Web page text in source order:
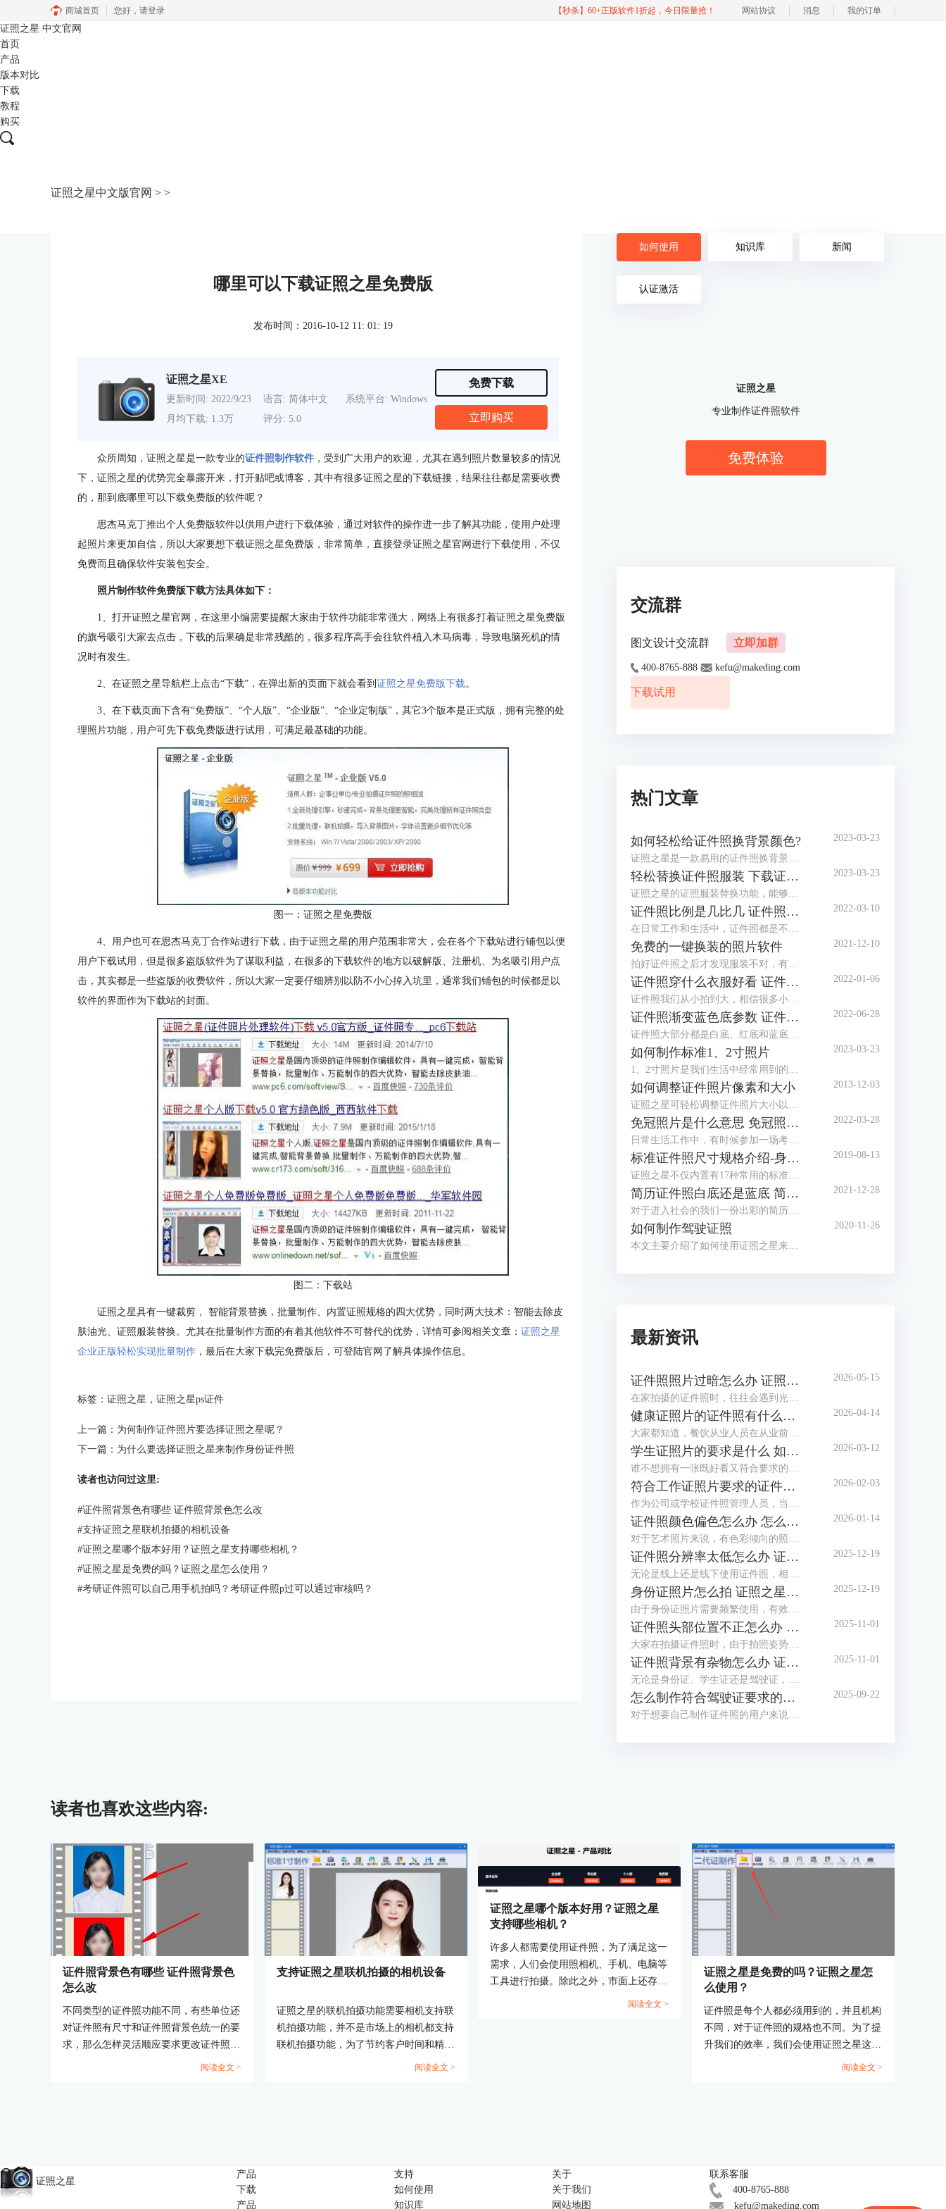
商城首页 您好， 请登录 【秒杀】60+正版软件1折起，今日限量抢！ 网站协议 消息 我的订单
证照之星 中文官网
首页
产品
版本对比
下载
教程
购买
证照之星中文版官网 > >
哪里可以下载证照之星免费版
发布时间：2016-10-12 11: 01: 19
证照之星XE
更新时间: 2022/9/23 语言: 简体中文
系统平台: Windows
月均下载: 1.3万
评分: 5.0
免费下载
立即购买
众所周知，证照之星是一款专业的证件照制作软件 ，受到广大用户的欢迎，尤其在遇到照片数量较多的情况
下，证照之星的优势完全暴露开来，打开贴吧或博客，其中有很多证照之星的下载链接，结果往往都是需要收费
的，那到底哪里可以下载免费版的软件呢？
思杰马克丁推出个人免费版软件以供用户进行下载体验，通过对软件的操作进一步了解其功能，使用户处理
起照片来更加自信，所以大家要想下载证照之星免费版，非常简单，直接登录证照之星官网进行下载使用，不仅
免费而且确保软件安装包安全。
照片制作软件免费版下载方法具体如下：
1、打开证照之星官网，在这里小编需要提醒大家由于软件功能非常强大，网络上有很多打着证照之星免费版
的旗号吸引大家去点击，下载的后果确是非常残酷的，很多程序高手会往软件植入木马病毒，导致电脑死机的情
况时有发生。
2、在证照之星导航栏上点击“下载”，在弹出新的页面下就会看到 证照之星免费版下载。
3、在下载页面下含有“免费版”、“个人版”、“企业版”、“企业定制版”，其它3个版本是正式版，拥有完整的处
理照片功能，用户可先下载免费版进行试用，可满足最基础的功能。
图一：证照之星免费版
4、用户也可在思杰马克丁合作站进行下载，由于证照之星的用户范围非常大，会在各个下载站进行铺包以便
用户下载试用，但是很多盗版软件为了谋取利益，在很多的下载软件的地方以破解版、注册机、为名吸引用户点
击，其实都是一些盗版的收费软件，所以大家一定要仔细辨别以防不小心掉入坑里，通常我们铺包的时候都是以
软件的界面作为下载站的封面。
图二：下载站
证照之星具有一键裁剪， 智能背景替换，批量制作、内置证照规格的四大优势，同时两大技术：智能去除皮
肤油光、证照服装替换。尤其在批量制作方面的有着其他软件不可替代的优势，详情可参阅相关文章： 证照之星
企业正版轻松实现批量制作 ，最后在大家下载完免费版后，可登陆官网了解具体操作信息。
标签： 证照之星 ， 证照之星ps证件
上一篇： 为何制作证件照片要选择证照之星呢？
下一篇： 为什么要选择证照之星来制作身份证件照
读者也访问过这里:
#证件照背景色有哪些 证件照背景色怎么改
#支持证照之星联机拍摄的相机设备
#证照之星哪个版本好用？证照之星支持哪些相机？
#证照之星是免费的吗？证照之星怎么使用？
#考研证件照可以自己用手机拍吗？考研证件照p过可以通过审核吗？
如何使用 知识库 新闻
认证激活
证照之星
专业制作证件照软件
免费体验
交流群
图文设计交流群 立即加群
400-8765-888 kefu@makeding.com
下载试用
热门文章
如何轻松给证件照换背景颜色?
证照之星是一款易用的证件照换背景软件，协助你方便快捷处理证件照片。 “一键裁剪”，“自动纠正倾斜”，“轻松换背景”等功能让你在几秒钟内完成证件照的处理编辑。
2023-03-23
轻松替换证件照服装 下载证件照服装模板
证照之星的证照服装替换功能，能够将普通便装照片替换成符合证件照要求的正装证件照片。
2023-03-23
证件照比例是几比几 证件照比例怎么修改
在日常工作和生活中，证件照都是不可或缺的，而证件照的比例和尺寸又都不相同，那么你知道，证件照比例是几比几，证件照比例怎么修改，今天小编就和大家分享一下。
2022-03-10
免费的一键换装的照片软件
拍好证件照之后才发现服装不对，有没有免费的一键换装的照片软件？这种棘手的任务，交给证件照工具就对了！证件照工具内置多款正装、西服模板，可以很好地满足换装的需求。
2021-12-10
证件照穿什么衣服好看 证件照衣服素材
证件照我们从小拍到大，相信很多小伙伴都发现了几乎每个照相馆都会准备两套衣服，有时候会叫我们换上他们准备的衣服拍摄。一般这种情况都是因为我们拍摄的时候穿的衣服不对，最常见的问题就是颜色与拍摄的背景色太相似，所以需要换装。那么今天就来给大家讲讲拍证件照穿什么衣服好看以及有哪些证件照衣服素材。
2022-01-06
证件照渐变蓝色底参数 证件照渐变蓝背景怎么设置
证件照大部分都是白底、红底和蓝底，但还有一种是渐变蓝色底，有时候单位会特别指定证件照要用渐变蓝色底，那么，证件照渐变蓝色底参数是多少呢？证件照渐变蓝背景怎么设置？下面就跟着小编一起来看看吧。
2022-06-28
如何制作标准1、2寸照片
1、2寸照片是我们生活中经常用到的照片，本文主要介绍了如何使用证照之星来制作标准的1、2寸照片，包括规格设置、裁剪照片、色彩修正、背景处理等。
2023-03-23
如何调整证件照片像素和大小
证照之星可轻松调整证件照片大小以及证件照片的像素，让照片制作调整简单就能够完成。
2013-12-03
免冠照片是什么意思 免冠照片是什么底
日常生活工作中，有时候参加一场考试或者办理一个证件都需要本人的免冠照片，那么，免冠照片是什么意思，免冠照片是什么底，这些你知道吗？今天小编就和大家分享一下。
2022-03-28
标准证件照尺寸规格介绍-身份证，护照，美国签证
证照之星不仅内置有17种常用的标准证件照规格模板，还可以自定义设置任意标准证件照尺寸规格，能够支持所有的标准证件照尺寸规格的制作处理。
2019-08-13
简历证件照白底还是蓝底 简历证件照尺寸一般多大
对于进入社会的我们一份出彩的简历是我们找一份满意的工作的前提，在简历中除了让HR关注的个人履历介绍外，就属简历证件照更能体现一个人的精神面貌，那么，我们在制作简历时，简历证件照是放白底还是蓝底呢？简历证件照尺寸一般多大呢？
2021-12-28
如何制作驾驶证照
本文主要介绍了如何使用证照之星来制作驾驶证照片，详细介绍了从照片导入、照片修改到最后打印出标准驾驶证照的步骤。
2020-11-26
最新资讯
证件照照片过暗怎么办 证照之星软件如何调整照片亮度
在家拍摄的证件照时，往往会遇到光线不足、光线不均匀等情况，拍摄出的证件照照片会偏暗，面部也不够清晰，甚至出现黑脸照，这类照片是不能作为证件照投入使用的。这个时候该怎么调整照片，让证件照画面更明亮通透呢？这篇文章就告诉大家证件照照片过暗怎么办，证照之星软件如何调整照片亮度。
2026-05-15
健康证照片的证件照有什么要求 证照之星软件如何制作满足健康证标准的照片
大家都知道，餐饮从业人员在从业前都必须办理一张健康证。在办理健康证时，如果不想让办证处在现场拍摄照片，可以自行提供标准的健康证照片，那么普通人如何制作满足健康证要求的照片呢？下面就向大家介绍健康证照片的证件照有什么要求，证照之星软件如何制作满足健康证标准的照片。
2026-04-14
学生证照片的要求是什么 如何用证照之星软件调整照片比例以满足学校要求
谁不想拥有一张既好看又符合要求的学生证照片呢？到了开学季，学校又开始催收证件照了。如果对照相馆拍摄的证件照不满意，还可以自己在家制作证件照，只需了解学生证件照要求后，下载专业的证件照制作软件制作，还省了去照相馆的费用。这篇文章就告诉大家学生证照片的要求是什么，如何用证照之星软件调整照片比例以满足学校要求。
2026-03-12
符合工作证照片要求的证件照怎么做 证照之星软件如何批量生成工作证照片
作为公司或学校证件照管理人员，当有海量电子证件照需要制作与整理时，还在一张一张地用PS修图吗？证件照需要一张张拍，拍摄好后却不必一张张处理，浪费时间不说，还给自己增加了许多的工作量，使用专业软件批量生成证件照就方便多了。这篇文章就告诉大家符合工作证照片要求的证件照怎么做，证照之星软件如何批量生成工作证照片。
2026-02-03
证件照颜色偏色怎么办 怎么用证照之星软件校正照片色彩
对于艺术照片来说，有色彩倾向的照片别具风格，但对于证件照来说，色彩冷暖明显或照片发灰发暗，是无法满足标准证件照要求并投入使用的，需要给照片进行色彩校正。这篇文章就告诉大家证件照颜色偏色怎么办，怎么用证照之星软件校正照片色彩。
2026-01-14
证件照分辨率太低怎么办 证照之星软件怎么提高照片的分辨率
无论是线上还是线下使用证件照，相应的系统和平台对证件照的清晰度都有要求，分辨率低、照片模糊，这些都会影响证件照的审核通过率，若不想重拍，可借助专业软件提升分辨率。这篇文章就告诉大家证件照分辨率太低怎么办，证照之星软件怎么提高照片的分辨率。
2025-12-19
身份证照片怎么拍 证照之星软件如何制作身份证照片
由于身份证照片需要频繁使用，有效期也较长，大家都想拍摄一张好看的身份证照，但办证处拍摄的身份证照却总不尽如人意，那么怎么拍摄让自己满意的身份证照呢？这篇文章就告诉大家身份证照片怎么拍，证照之星软件如何制作身份证照片。
2025-12-19
证件照头部位置不正怎么办 证照之星怎么校正照片头部位置
大家在拍摄证件照时，由于拍照姿势调整不到位，总是有轻微的歪头和斜肩现象，影响证件照美观，后期处理也比较困难。那么当证件照头部位置不正时，该怎么正确调整呢？这篇文章就告诉大家证件照头部位置不正怎么办，证照之星怎么校正照片头部位置。
2025-11-01
证件照背景有杂物怎么办 证照之星软件如何智能去除背景杂物
无论是身份证、学生证还是驾驶证，都需要一张符合证件场景使用要求的证件照，制作标准证件照，离不开干净清晰的背景，当在家拍的证件照背景有太多杂物，达不到要求时，需要借助软件进行修改。这篇文章就告诉大家证件照背景有杂物怎么办，证照之星软件如何智能去除背景杂物。
2025-11-01
怎么制作符合驾驶证要求的照片 证照之星软件如何自动裁剪照片至驾驶证尺寸
对于想要自己制作证件照的用户来说，难点不在于技术，而在于拥有合适的工具，有了好的证件照拍摄工具与专业又简便的证件照制作软件，小白也能轻松制作证件照。这篇文章就告诉大家怎么制作符合驾驶证要求的照片，证照之星软件如何自动裁剪照片至驾驶证尺寸。
2025-09-22
读者也喜欢这些内容:
证件照背景色有哪些 证件照背景色
怎么改
不同类型的证件照功能不同，有些单位还
对证件照有尺寸和证件照背景色统一的要
求，那么怎样灵活顺应要求更改证件照背
景色呢？这篇文章就告诉大家证件照背景
阅读全文 >
支持证照之星联机拍摄的相机设备
证照之星的联机拍摄功能需要相机支持联
机拍摄功能，并不是市场上的相机都支持
联机拍摄功能，为了节约客户时间和精
力，为此我们给客户提供了如下的一些品
阅读全文 >
证照之星哪个版本好用？证照之星
支持哪些相机？
许多人都需要使用证件照，为了满足这一
需求，人们会使用照相机、手机、电脑等
工具进行拍摄。除此之外，市面上还存在
专门的证件照拍摄软件，比如证照之星。
阅读全文 >
证照之星是免费的吗？证照之星怎
么使用？
证件照是每个人都必须用到的，并且机构
不同，对于证件照的规格也不同。为了提
升我们的效率，我们会使用证照之星这类
证件照编辑软件对证件照进行编辑，那么
阅读全文 >
证照之星
产品
下载
产品
支持
如何使用
知识库
关于
关于我们
网站地图
联系客服
400-8765-888
kefu@makeding.com